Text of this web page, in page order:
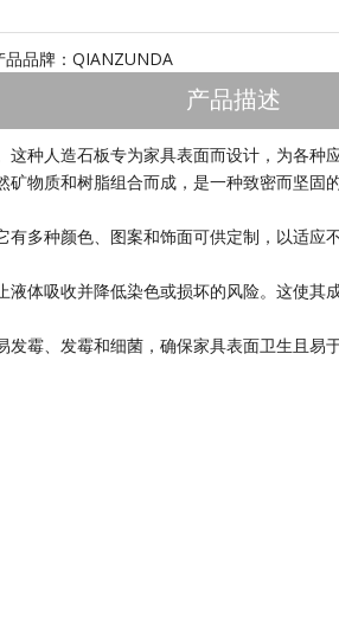
品品牌： QIANZUNDA
产品描述
种人造石板专为家具表面而设计，为各种
物质和树脂组合而成，是一种致密而坚
多种颜色、图案和饰面可供定制，以适
体吸收并降低染色或损坏的风险。这使
霉、发霉和细菌，确保家具表面卫生且